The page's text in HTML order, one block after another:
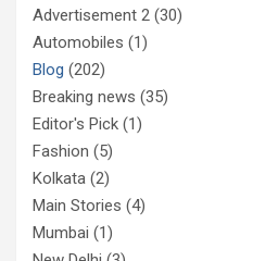
Advertisement 2 (30)
Automobiles (1)
Blog (202)
Breaking news (35)
Editor's Pick (1)
Fashion (5)
Kolkata (2)
Main Stories (4)
Mumbai (1)